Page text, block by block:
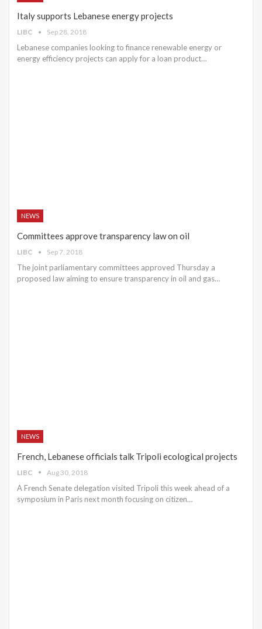
Italy supports Lebanese energy projects
LIBC Sep 28, 2018
Lebanese companies looking to finance renewable energy or
energy efficiency projects can apply for a loan product…
NEWS
Committees approve transparency law on oil
LIBC Sep 7, 2018
The joint parliamentary committees approved Thursday a
proposed law aiming to ensure transparency in oil and gas…
NEWS
French, Lebanese officials talk Tripoli ecological projects
LIBC Aug 30, 2018
A French Senate delegation visited Tripoli this week ahead of a
symposium in Paris next month focusing on citizen…